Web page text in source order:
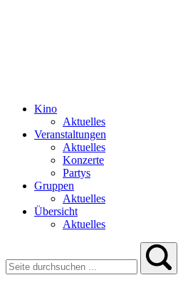
Kino
Aktuelles
Veranstaltungen
Aktuelles
Konzerte
Partys
Gruppen
Aktuelles
Übersicht
Aktuelles